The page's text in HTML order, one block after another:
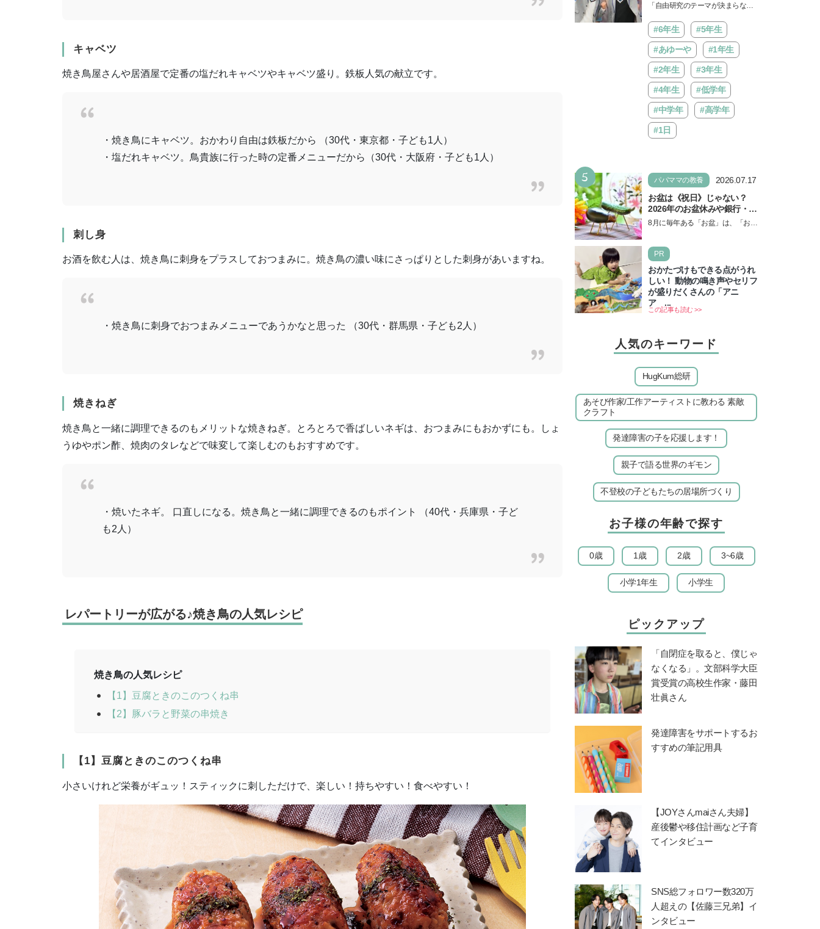
キャベツ
焼き鳥屋さんや居酒屋で定番の塩だれキャベツやキャベツ盛り。鉄板人気の献立です。
・焼き鳥にキャベツ。おかわり自由は鉄板だから （30代・東京都・子ども1人）
・塩だれキャベツ。鳥貴族に行った時の定番メニューだから（30代・大阪府・子ども1人）
刺し身
お酒を飲む人は、焼き鳥に刺身をプラスしておつまみに。焼き鳥の濃い味にさっぱりとした刺身があいますね。
・焼き鳥に刺身でおつまみメニューであうかなと思った （30代・群馬県・子ども2人）
焼きねぎ
焼き鳥と一緒に調理できるのもメリットな焼きねぎ。とろとろで香ばしいネギは、おつまみにもおかずにも。しょ
うゆやポン酢、焼肉のタレなどで味変して楽しむのもおすすめです。
・焼いたネギ。 口直しになる。焼き鳥と一緒に調理できるのもポイント （40代・兵庫県・子ど
も2人）
レパートリーが広がる♪焼き鳥の人気レシピ
焼き鳥の人気レシピ
【1】豆腐ときのこのつくね串
【2】豚バラと野菜の串焼き
【1】豆腐ときのこのつくね串
小さいけれど栄養がギュッ！スティックに刺しただけで、楽しい！持ちやすい！食べやすい！
みうりランド」で遊びながら
ントが開催
「自由研究のテーマが決まらな
ントをくれるイベントが、よみう
りランド「グッジョバ!!…
#6年生 #5年生
#あゆーや #1年生
#2年生 #3年生
#4年生 #低学年
#中学年 #高学年
#1日
5 パパママの教養
2026.07.17
お盆は《祝日》じゃない？
2026年のお盆休みや銀行・役
所の営業や交通機関情報も紹
8月に毎年ある「お盆」は、「お盆
ずは2026年のお盆…
PR
おかたづけもできる点がうれ
しい！ 動物の鳴き声やセリフ
が盛りだくさんの「アニ
ア ...
この記事も読む >>
人気のキーワード
HugKum総研
あそび作家/工作アーティストに教わる 素敵
クラフト
発達障害の子を応援します！
親子で語る世界のギモン
不登校の子どもたちの居場所づくり
お子様の年齢で探す
0歳 1歳 2歳 3~6歳
小学1年生 小学生
ピックアップ
「自閉症を取ると、僕じゃ
なくなる」。文部科学大臣
賞受賞の高校生作家・藤田
壮眞さん
発達障害をサポートするお
すすめの筆記用具
【JOYさんmaiさん夫婦】
産後鬱や移住計画など子育
てインタビュー
SNS総フォロワー数320万
人超えの【佐藤三兄弟】イ
ンタビュー